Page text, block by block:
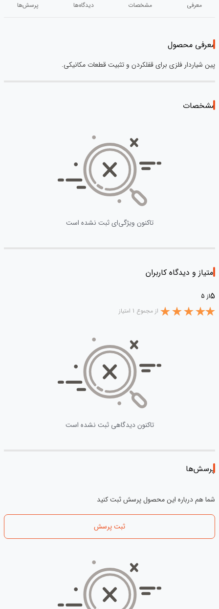
معرفی مشخصات دیدگاه‌ها پرسش‌ها
معرفی محصول
پین شیاردار فلزی برای قفلکردن و تثبیت قطعات مکانیکی.
مشخصات
تاکنون ویژگی‌ای ثبت نشده است
امتیاز و دیدگاه کاربران
5از 5
از مجموع 1 امتیاز
تاکنون دیدگاهی ثبت نشده است
پرسش‌ها
شما هم درباره این محصول پرسش ثبت کنید
ثبت پرسش